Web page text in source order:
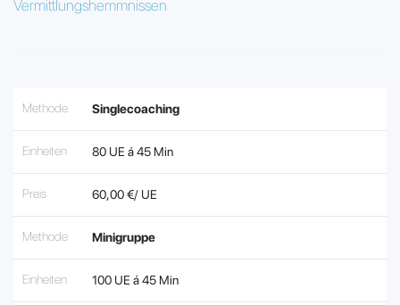
Vermittlungshemmnissen
Methode Singlecoaching
Einheiten 80 UE á 45 Min
Preis 60,00 €/ UE
Methode Minigruppe
Einheiten 100 UE á 45 Min